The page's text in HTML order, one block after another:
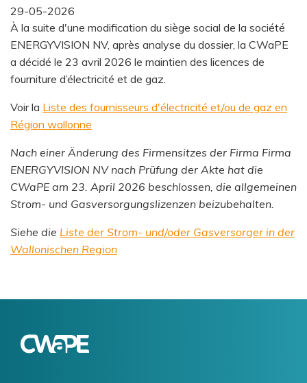
29-05-2026
À la suite d'une modification du siège social de la société
ENERGYVISION NV, après analyse du dossier, la CWaPE
a décidé le 23 avril 2026 le maintien des licences de
fourniture d’électricité et de gaz.
Voir la Liste des fournisseurs d'électricité et/ou de gaz en
Région wallonne
Nach einer Änderung des Firmensitzes der Firma Firma
ENERGYVISION NVnach Prüfung der Akte hat die
CWaPE am 23. April 2026 beschlossen, die allgemeinen
Strom- und Gasversorgungslizenzen beizubehalten.
Siehe die Liste der Strom- und/oder Gasversorger in der
Wallonischen Region